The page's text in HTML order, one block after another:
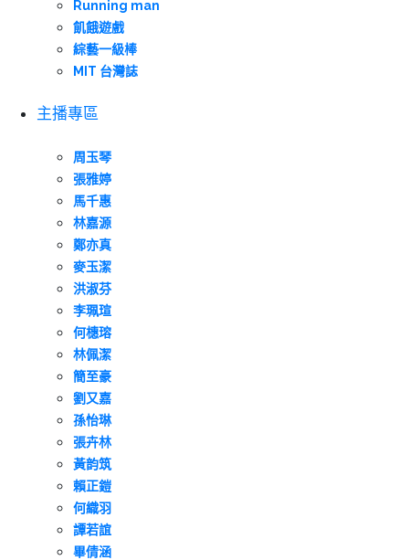
Running man
飢餓遊戲
綜藝一級棒
MIT 台灣誌
主播專區
周玉琴
張雅婷
馬千惠
林嘉源
鄭亦真
麥玉潔
洪淑芬
李珮瑄
何橞瑢
林佩潔
簡至豪
劉又嘉
孫怡琳
張卉林
黃韵筑
賴正鎧
何織羽
譚若誼
畢倩涵